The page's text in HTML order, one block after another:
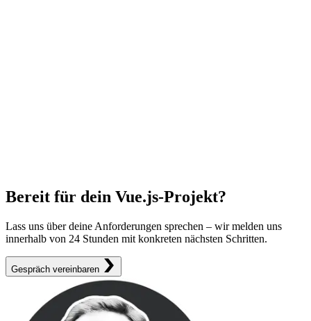
Bereit für dein Vue.js-Projekt?
Lass uns über deine Anforderungen sprechen – wir melden uns
innerhalb von 24 Stunden mit konkreten nächsten Schritten.
Gespräch vereinbaren